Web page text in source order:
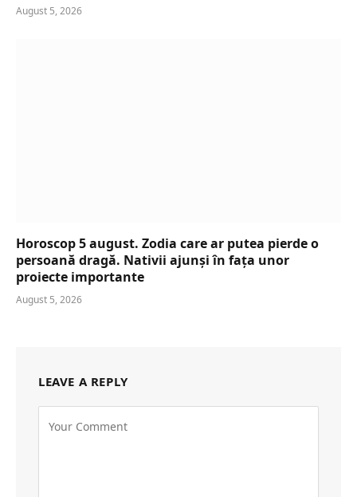
August 5, 2026
Horoscop 5 august. Zodia care ar putea pierde o
persoană dragă. Nativii ajunși în fața unor
proiecte importante
August 5, 2026
LEAVE A REPLY